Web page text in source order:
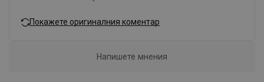
Покажете оригиналния коментар
Напишете мнения